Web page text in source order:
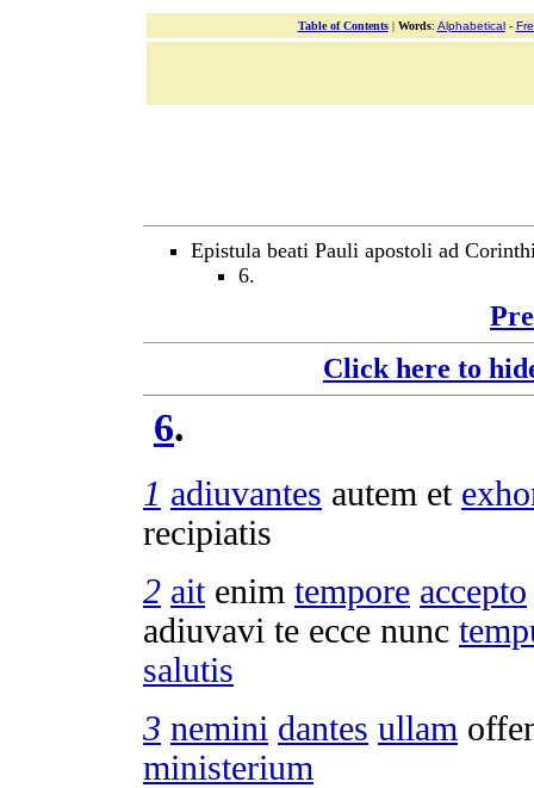
Table of Contents| Words: Alphabetical-
Epistula beati Pauli apostoli ad
6.
Click here to
6.
1 adiuvantes autem et
recipiatis
2 aitenim tempore accepto
adiuvavi te ecce nunc
salutis
3 nemini dantes ullam
ministerium